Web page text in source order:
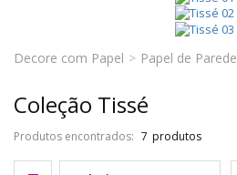
um
relevo
surpreendente
Internet
Decore com Papel Papel de Parede
Coleção Tissé
Produtos encontrados: 7